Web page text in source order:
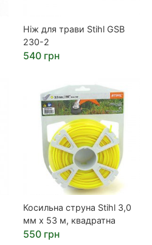
Ніж для трави Stihl GSB
230-2
540 грн
Косильна струна Stihl 3,0
мм х 53 м, квадратна
550 грн